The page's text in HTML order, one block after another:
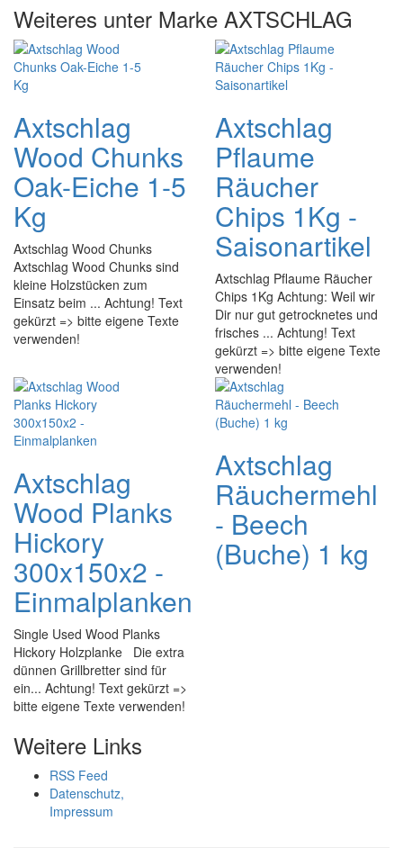
Weiteres unter Marke AXTSCHLAG
Axtschlag
Wood Chunks
Oak-Eiche 1-5
Kg
Axtschlag Wood Chunks
Axtschlag Wood Chunks sind
kleine Holzstücken zum
Einsatz beim ... Achtung! Text
gekürzt => bitte eigene Texte
verwenden!
Axtschlag
Pflaume
Räucher
Chips 1Kg -
Saisonartikel
Axtschlag Pflaume Räucher
Chips 1Kg Achtung: Weil wir
Dir nur gut getrocknetes und
frisches ... Achtung! Text
gekürzt => bitte eigene Texte
verwenden!
Axtschlag
Wood Planks
Hickory
300x150x2 -
Einmalplanken
Single Used Wood Planks
Hickory Holzplanke Die extra
dünnen Grillbretter sind für
ein... Achtung! Text gekürzt =>
bitte eigene Texte verwenden!
Axtschlag
Räuchermehl
- Beech
(Buche) 1 kg
Weitere Links
RSS Feed
Datenschutz,
Impressum